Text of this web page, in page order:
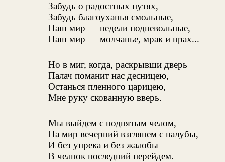
Забудь о радостных путях,
Забудь благоуханья смольные,
Наш мир — недели подневольные,
Наш мир — молчанье, мрак и прах...
Но в миг, когда, раскрывши дверь
Палач поманит нас десницею,
Останься пленного царицею,
Мне руку скованную вверь.
Мы выйдем с поднятым челом,
На мир вечерний взглянем с палубы,
И без упрека и без жалобы
В челнок последний перейдем.